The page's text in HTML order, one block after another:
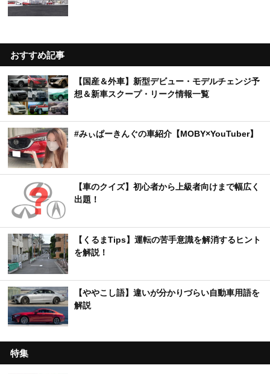
おすすめ記事
【国産＆外車】新型デビュー・モデルチェンジ予
想＆新車スクープ・リーク情報一覧
#みぃぱーきんぐの車紹介【MOBY×YouTuber】
【車のクイズ】初心者から上級者向けまで幅広く
出題！
【くるまTips】運転の苦手意識を解消するヒント
を解説！
【ややこし語】違いが分かりづらい自動車用語を
解説
特集